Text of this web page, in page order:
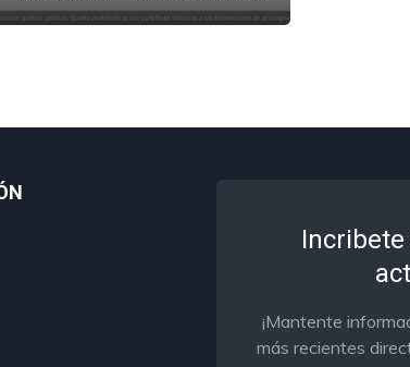
¡Mantente
más recientes